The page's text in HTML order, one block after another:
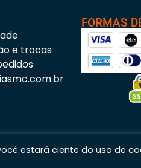
e trocas
FORMAS
estará ciente do uso de